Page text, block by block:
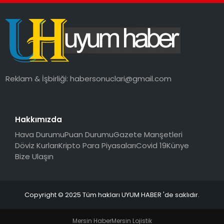
Reklam & İşbirliği:habersonuclari@gmail.com
Hakkımızda
Hava DurumuPuan DurumuGazete Manşetleri
Döviz KurlarıKripto Para PiyasalarıCovid 19Künye
Bize Ulaşın
Copyright © 2025 Tüm hakları UYUM HABER 'de saklıdır.
Mersin HaberMersin Lojistik